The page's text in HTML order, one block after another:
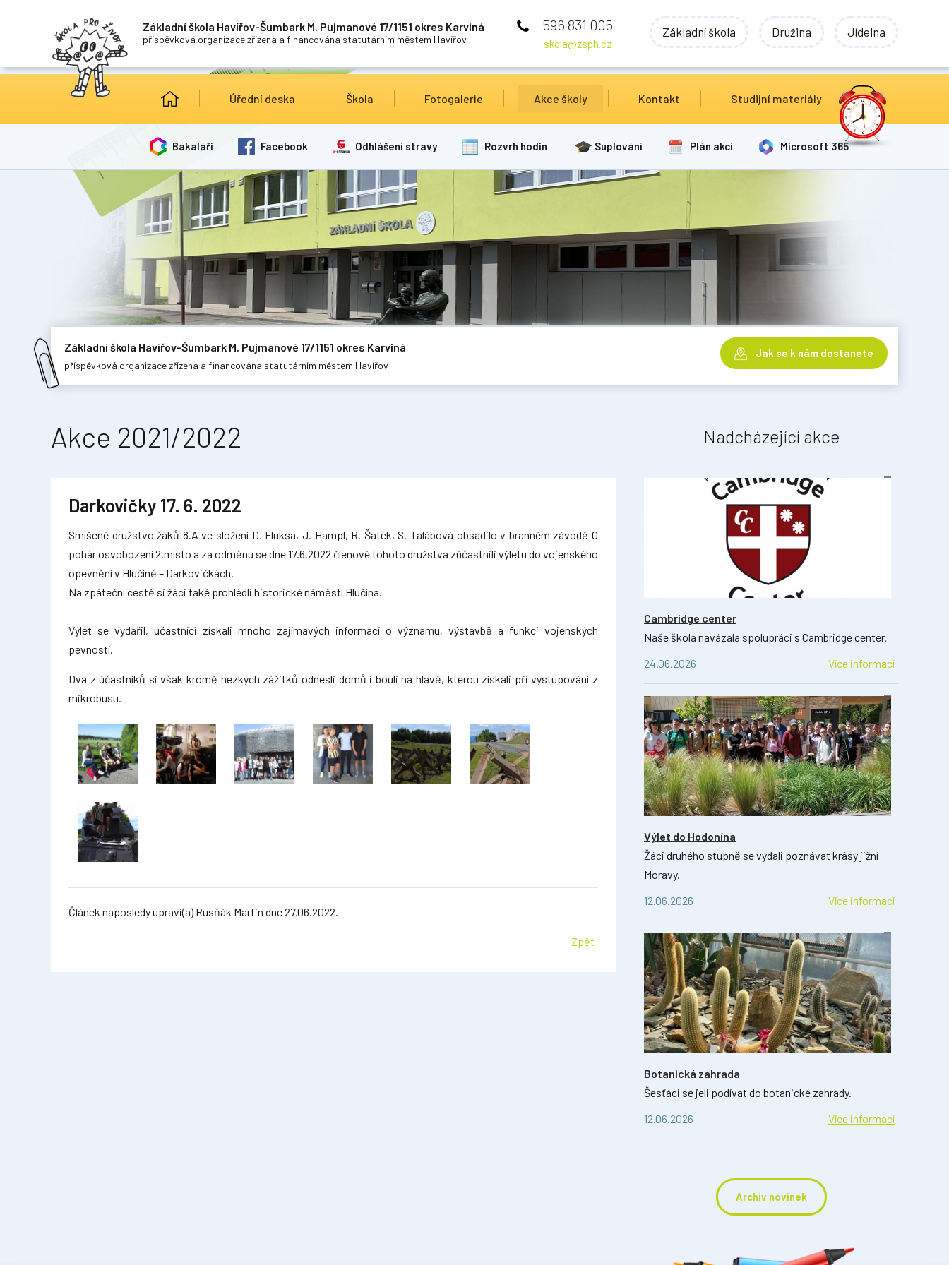
Základní škola Havířov-Šumbark M. Pujmanové 17/1151 okres Karviná
příspěvková organizace zřízena a financována statutárním městem Havířov
596 831 005
skola@zsph.cz
Základní škola Družina Jídelna
Úřední deska Škola Fotogalerie Akce školy Kontakt Studijní materiály
Bakaláři Facebook Odhlášení stravy Rozvrh hodin Suplování Plán akcí Microsoft 365
Základní škola Havířov-Šumbark M. Pujmanové 17/1151 okres Karviná
příspěvková organizace zřízena a financována statutárním městem Havířov
Jak se k nám dostanete
Akce 2021/2022
Darkovičky 17. 6. 2022
Smíšené družstvo žáků 8.A ve složení D. Fluksa, J. Hampl, R. Šatek, S. Talábová obsadilo v branném závodě O
pohár osvobození 2.místo a za odměnu se dne 17.6.2022 členové tohoto družstva zúčastnili výletu do vojenského
opevnění v Hlučíně – Darkovičkách.
Na zpáteční cestě si žáci také prohlédli historické náměstí Hlučína.
Výlet se vydařil, účastníci získali mnoho zajímavých informací o významu, výstavbě a funkci vojenských
pevností.
Dva z účastníků si však kromě hezkých zážitků odnesli domů i bouli na hlavě, kterou získali při vystupování z
mikrobusu.
Článek naposledy upravi(a) Rusňák Martin dne 27.06.2022.
Zpět
Nadcházející akce
Cambridge center
Naše škola navázala spolupráci s Cambridge center.
24.06.2026
Více informací
Výlet do Hodonína
Žáci druhého stupně se vydali poznávat krásy jižní
Moravy.
12.06.2026
Více informací
Botanická zahrada
Šesťáci se jeli podívat do botanické zahrady.
12.06.2026
Více informací
Archiv novinek